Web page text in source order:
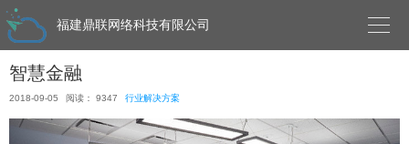
福建鼎联网络科技有限公司 
智慧金融
2018-09-05 阅读： 9347 行业解决方案